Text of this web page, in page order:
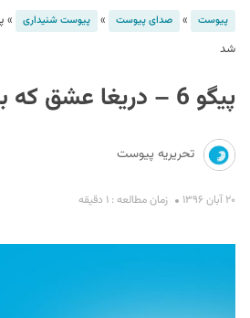
پیوست » صدای پیوست » پیوست شنیداری »
شد
پیگو 6 – دریغا عشق که بر باد شد
تحریریه پیوست
۲۰ آبان ۱۳۹۶ زمان مطالعه : ۱ دقیقه